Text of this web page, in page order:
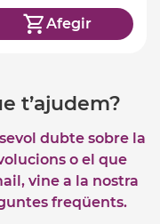
Afegir
t’ajudem?
dubte sobre la
o el que
vine a la nostra
freqüents.